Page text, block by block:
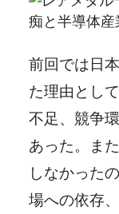
前回では日
た理由とし
不足、競争
あった。ま
しなかった
場への依存